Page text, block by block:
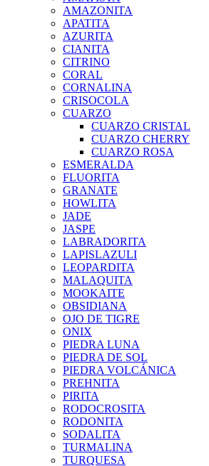
AMAZONITA
APATITA
AZURITA
CIANITA
CITRINO
CORAL
CORNALINA
CRISOCOLA
CUARZO
CUARZO CRISTAL
CUARZO CHERRY
CUARZO ROSA
ESMERALDA
FLUORITA
GRANATE
HOWLITA
JADE
JASPE
LABRADORITA
LAPISLAZULI
LEOPARDITA
MALAQUITA
MOOKAITE
OBSIDIANA
OJO DE TIGRE
ONIX
PIEDRA LUNA
PIEDRA DE SOL
PIEDRA VOLCÁNICA
PREHNITA
PIRITA
RODOCROSITA
RODONITA
SODALITA
TURMALINA
TURQUESA